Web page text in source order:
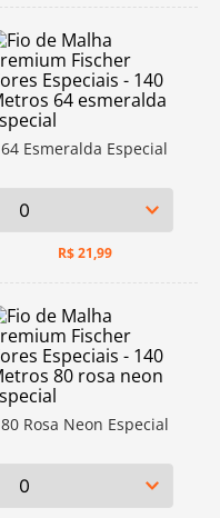
64 Esmeralda Especial
R$21,99
80 Rosa Neon Especial